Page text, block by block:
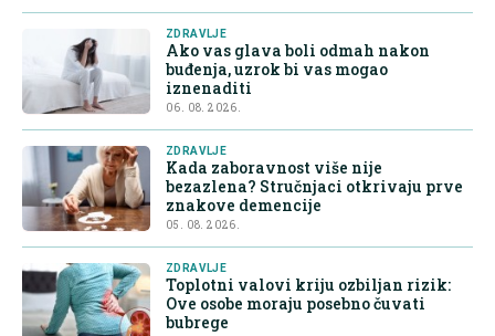
ZDRAVLJE
Ako vas glava boli odmah nakon
buđenja, uzrok bi vas mogao
iznenaditi
06. 08. 2026.
ZDRAVLJE
Kada zaboravnost više nije
bezazlena? Stručnjaci otkrivaju prve
znakove demencije
05. 08. 2026.
ZDRAVLJE
Toplotni valovi kriju ozbiljan rizik:
Ove osobe moraju posebno čuvati
bubrege